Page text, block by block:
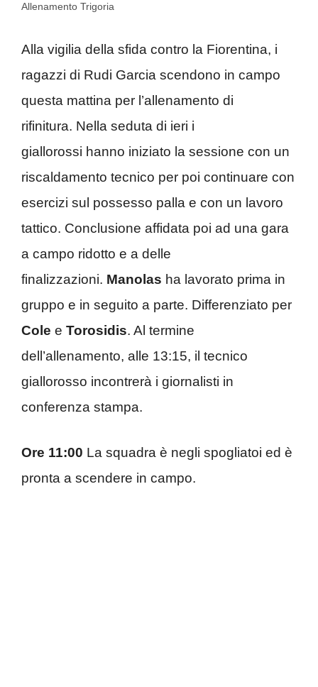
Allenamento Trigoria
Alla vigilia della sfida contro la Fiorentina, i
ragazzi di Rudi Garcia scendono in campo
questa mattina per l’allenamento di
rifinitura. Nella seduta di ieri i
giallorossi hanno iniziato la sessione con un
riscaldamento tecnico per poi continuare con
esercizi sul possesso palla e con un lavoro
tattico. Conclusione affidata poi ad una gara
a campo ridotto e a delle
finalizzazioni. Manolas ha lavorato prima in
gruppo e in seguito a parte. Differenziato per
Cole e Torosidis. Al termine
dell’allenamento, alle 13:15, il tecnico
giallorosso incontrerà i giornalisti in
conferenza stampa.
Ore 11:00 La squadra è negli spogliatoi ed è
pronta a scendere in campo.